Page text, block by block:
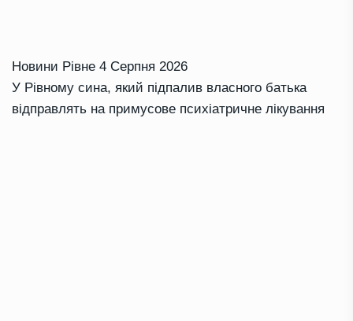
Новини Рівне 4 Серпня 2026
У Рівному сина, який підпалив власного батька
відправлять на примусове психіатричне лікування